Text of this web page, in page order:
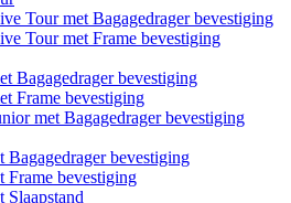
Tour met Bagagedrager bevestiging
Tour met Frame bevestiging
Bagagedrager bevestiging
Frame bevestiging
met Bagagedrager bevestiging
bevestiging
bevestiging